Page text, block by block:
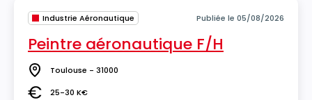
Industrie Aéronautique Publiée le 05/08/2026
Peintre aéronautique F/H
Lieu Toulouse - 31000
25-30 K€